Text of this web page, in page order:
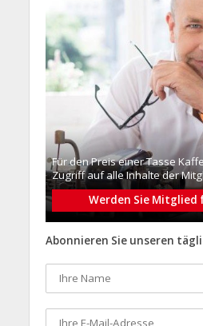
Für den Preis einer Tasse
Zugriff auf alle Inhalte der
Werden Sie Mitglied
Abonnieren Sie unseren